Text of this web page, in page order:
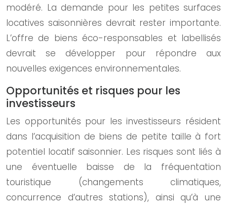
modéré. La demande pour les petites surfaces
locatives saisonnières devrait rester importante.
L’offre de biens éco-responsables et labellisés
devrait se développer pour répondre aux
nouvelles exigences environnementales.
Opportunités et risques pour les
investisseurs
Les opportunités pour les investisseurs résident
dans l’acquisition de biens de petite taille à fort
potentiel locatif saisonnier. Les risques sont liés à
une éventuelle baisse de la fréquentation
touristique (changements climatiques,
concurrence d’autres stations), ainsi qu’à une